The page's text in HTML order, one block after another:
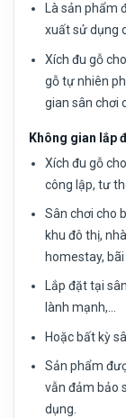
Là sản phẩm
xuất sử dụng
Xích đu gỗ
gỗ tự nhiên
gian sân chơi
Không gian lắp
Xích đu gỗ
công lập, tư
Sân chơi cho
khu đô thị,
homestay, bãi
Lắp đặt tại
lành mạnh,…
Hoặc bất kỳ
Sản phẩm
vẫn đảm bảo
dụng.